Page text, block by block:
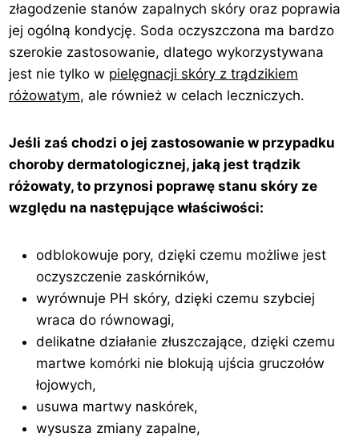
złagodzenie stanów zapalnych skóry oraz poprawia
jej ogólną kondycję. Soda oczyszczona ma bardzo
szerokie zastosowanie, dlatego wykorzystywana
jest nie tylko w pielęgnacji skóry z trądzikiem
różowatym, ale również w celach leczniczych.
Jeśli zaś chodzi o jej zastosowanie w przypadku
choroby dermatologicznej, jaką jest trądzik
różowaty, to przynosi poprawę stanu skóry ze
względu na następujące właściwości:
odblokowuje pory, dzięki czemu możliwe jest
oczyszczenie zaskórników,
wyrównuje PH skóry, dzięki czemu szybciej
wraca do równowagi,
delikatne działanie złuszczające, dzięki czemu
martwe komórki nie blokują ujścia gruczołów
łojowych,
usuwa martwy naskórek,
wysusza zmiany zapalne,